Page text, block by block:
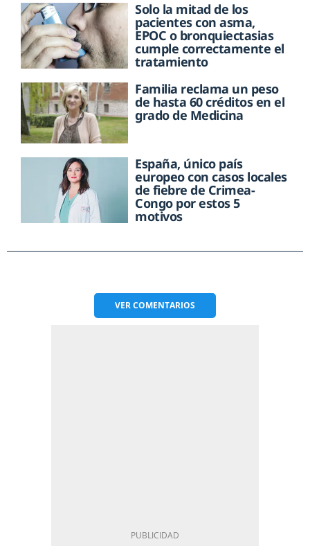
Solo la mitad de los
pacientes con asma,
EPOC o bronquiectasias
cumple correctamente el
tratamiento
Familia reclama un peso
de hasta 60 créditos en el
grado de Medicina
España, único país
europeo con casos locales
de fiebre de Crimea-
Congo por estos 5
motivos
VERCOMENTARIOS